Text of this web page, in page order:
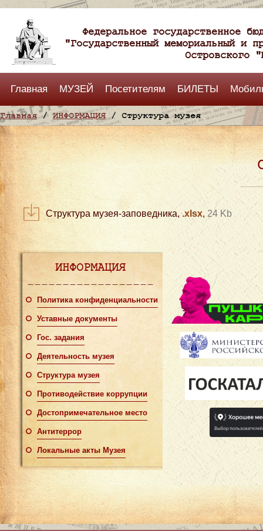
Федеральное государственное
"Государственный мемориальный и
Островского
Главная МУЗЕЙ Посетителям БИЛЕТЫ
Главная/ИНФОРМАЦИЯ / Структура музея
Структура музея-заповедника,.xlsx, 24 Kb
ИНФОРМАЦИЯ
Политика конфиденциальности
Уставные документы
Гос. задания
Деятельность музея
Структура музея
Противодействие коррупции
Достопримечательное место
Антитеррор
Локальные акты Музея